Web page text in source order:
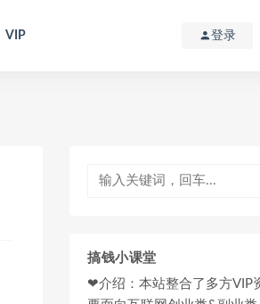
VIP 登录
搞钱小课堂
❤介绍：本站整合了多方VIP